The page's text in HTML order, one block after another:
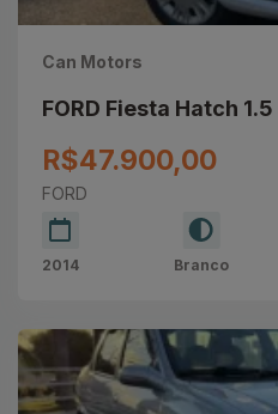
Can Motors
FORD Fiesta Hatch 1.5
R$47.900,00
FORD
2014 Branco